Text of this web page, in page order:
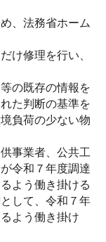
、法務省ホーム
け修理を行い、
の既存の情報を
た判断の基準を
負荷の少ない物
事業者、公共工
令和７年度調達
よう働き掛ける
して、令和７年
よう働き掛け